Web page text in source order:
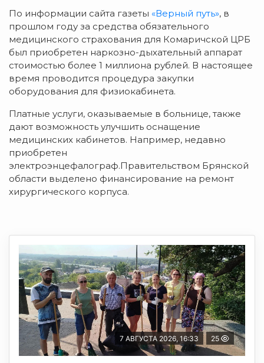
По информации сайта газеты «Верный путь», в
прошлом году за средства обязательного
медицинского страхования для Комаричской ЦРБ
был приобретен наркозно-дыхательный аппарат
стоимостью более 1 миллиона рублей. В настоящее
время проводится процедура закупки
оборудования для физиокабинета.
Платные услуги, оказываемые в больнице, также
дают возможность улучшить оснащение
медицинских кабинетов. Например, недавно
приобретен
электроэнцефалограф.Правительством Брянской
области выделено финансирование на ремонт
хирургического корпуса.
7 АВГУСТА 2026, 16:33 25